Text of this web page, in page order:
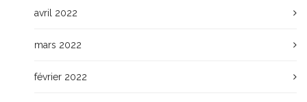
avril 2022
mars 2022
février 2022